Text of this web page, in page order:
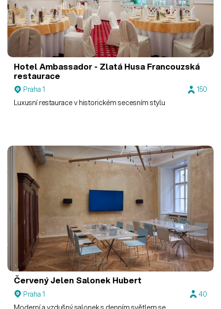
Hotel Ambassador - Zlatá Husa Francouzská
restaurace
Praha 1
150
Luxusní restaurace v historickém secesním stylu
Červený Jelen Salonek Hubert
Praha 1
40